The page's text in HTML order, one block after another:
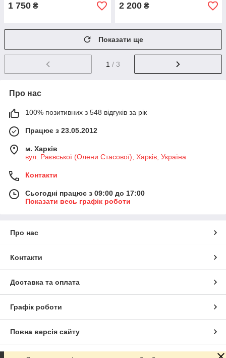
1 750 ₴ 2 200 ₴
Показати ще
1 / 3
Про нас
100% позитивних з 548 відгуків за рік
Працює з 23.05.2012
м. Харків
вул. Раєвської (Олени Стасової), Харків, Україна
Контакти
Сьогодні працює з 09:00 до 17:00
Показати весь графік роботи
Про нас
Контакти
Доставка та оплата
Графік роботи
Повна версія сайту